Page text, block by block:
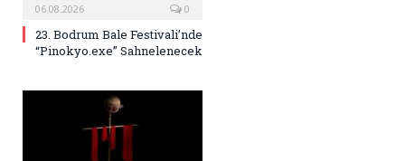
06.08.2026 0
23. Bodrum Bale Festivali’nde
“Pinokyo.exe” Sahnelenecek